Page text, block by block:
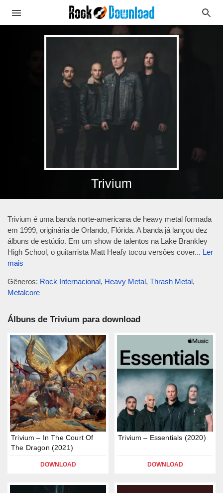
Trivium
Trivium é uma banda norte-americana de heavy metal formada
em 1999, originária de Orlando, Flórida. A banda já lançou dez
álbuns de estúdio. Em um show de talentos na Lake Brankley
High School, o guitarrista Matt Heafy tocou versões cover... Ler
mais
Gêneros: Rock Internacional, Heavy Metal, Thrash Metal,
Metalcore
Álbuns de Trivium para download
Trivium – In The Court Of
The Dragon (2021)
DOWNLOAD
Trivium – Essentials (2020)
DOWNLOAD